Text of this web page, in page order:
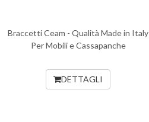
Braccetti Ceam - Qualità Made in Italy
Per Mobili e Cassapanche
DETTAGLI